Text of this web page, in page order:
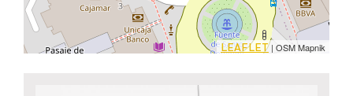
LEAFLET| OSM Mapnik